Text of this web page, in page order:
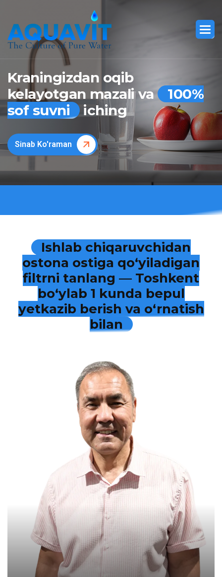
Kraningizdan oqib
kelayotgan mazali va
100%
sof suvni
iching
Sinab Ko'raman
Ishlab chiqaruvchidan
ostona ostiga qo‘yiladigan
filtrni tanlang — Toshkent
bo‘ylab 1 kunda bepul
yetkazib berish va o‘rnatish
bilan